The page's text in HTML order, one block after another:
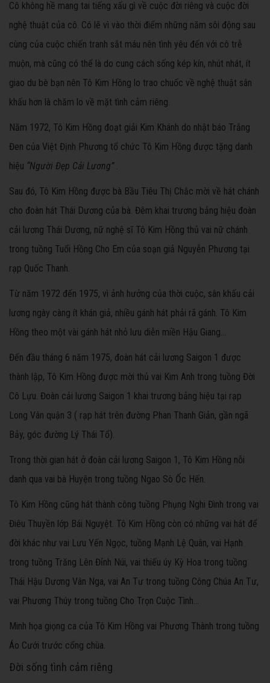
Cô không hề mang tai tiếng xấu gì về cuộc đời riêng và cuộc đời
nghệ thuật của cô. Có lẽ vì vào thời điểm những năm sôi động sau
cùng của cuộc chiến tranh sắt máu nên tình yêu đến với cô trễ
muộn, mà cũng có thể là do cung cách sống kép kín, nhút nhát, ít
giao du bè bạn nên Tô Kim Hồng lo trao chuốc về nghệ thuật sân
khấu hơn là chăm lo về mặt tình cảm riêng.
Năm 1972, Tô Kim Hồng đoạt giải Kim Khánh do nhật báo Trắng
Đen của Việt Định Phương tổ chức Tô Kim Hồng được tặng danh
hiệu “Người Đẹp Cải Lương” .
Sau đó, Tô Kim Hồng được bà Bầu Tiêu Thị Chắc mời về hát chánh
cho đoàn hát Thái Dương của bà. Đêm khai trương bảng hiệu đoàn
cải lương Thái Dương, nữ nghệ sĩ Tô Kim Hồng thủ vai nữ chánh
trong tuồng Tuổi Hồng Cho Em của soạn giả Nguyễn Phương tại
rạp Quốc Thanh.
Từ năm 1972 đến 1975, vì ảnh hưởng của thời cuộc, sân khấu cải
lương ngày càng ít khán giả, nhiều gánh hát phải rã gánh. Tô Kim
Hồng theo một vài gánh hát nhỏ lưu diễn miền Hậu Giang…
Đến đầu tháng 6 năm 1975, đoàn hát cải lương Saigon 1 được
thành lập, Tô Kim Hồng được mời thủ vai Kim Anh trong tuồng Đời
Cô Lựu. Đoàn cải lương Saigon 1 khai trương bảng hiệu tại rạp
Long Vân quận 3 ( rạp hát trên đường Phan Thanh Giản, gần ngã
Bảy, góc đường Lý Thái Tổ).
Trong thời gian hát ở đoàn cải lương Saigon 1, Tô Kim Hồng nỗi
danh qua vai bà Huyện trong tuồng Ngao Sò Ốc Hến.
Tô Kim Hồng cũng hát thành công tuồng Phụng Nghi Đình trong vai
Điêu Thuyền lớp Bái Nguyệt. Tô Kim Hồng còn có những vai hát để
đời khác như vai Lưu Yến Ngọc, tuồng Mạnh Lệ Quân, vai Hạnh
trong tuồng Trăng Lên Đỉnh Núi, vai thiếu úy Kỳ Hoa trong tuồng
Thái Hậu Dương Vân Nga, vai An Tư trong tuồng Công Chúa An Tư,
vai Phương Thúy trong tuồng Cho Trọn Cuộc Tình…
Minh họa giọng ca của Tô Kim Hồng vai Phương Thành trong tuồng
Áo Cưới trước cổng chùa.
Ðời sống tình cảm riêng